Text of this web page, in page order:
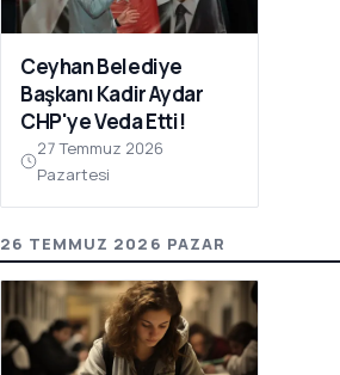
Ceyhan Belediye
Başkanı Kadir Aydar
CHP'ye Veda Etti!
27 Temmuz 2026
Pazartesi
26 TEMMUZ 2026 PAZAR